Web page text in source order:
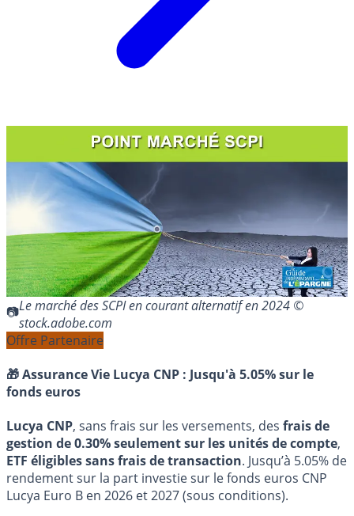
Le marché des SCPI en courant alternatif en 2024 ©
stock.adobe.com
Offre Partenaire
🎁 Assurance Vie Lucya CNP : Jusqu'à 5.05% sur le
fonds euros
Lucya CNP, sans frais sur les versements, des frais de
gestion de 0.30% seulement sur les unités de compte,
ETF éligibles sans frais de transaction. Jusqu’à 5.05% de
rendement sur la part investie sur le fonds euros CNP
Lucya Euro B en 2026 et 2027 (sous conditions).